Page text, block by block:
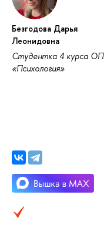
Безгодова Дарья
Леонидовна
Студентка 4 курса ОП
«Психология»